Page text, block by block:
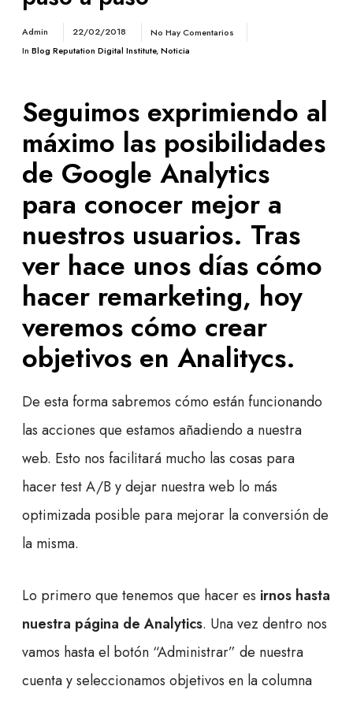
Admin 22/02/2018
No Hay Comentarios
In Blog Reputation Digital Institute,Noticia
Seguimos exprimiendo al
máximo las posibilidades
de Google Analytics
para conocer mejor a
nuestros usuarios. Tras
ver hace unos días cómo
hacer remarketing, hoy
veremos cómo crear
objetivos en Analitycs.
De esta forma sabremos cómo están funcionando
las acciones que estamos añadiendo a nuestra
web. Esto nos facilitará mucho las cosas para
hacer test A/B y dejar nuestra web lo más
optimizada posible para mejorar la conversión de
la misma.
Lo primero que tenemos que hacer es irnos hasta
nuestra página de Analytics. Una vez dentro nos
vamos hasta el botón “Administrar” de nuestra
cuenta y seleccionamos objetivos en la columna